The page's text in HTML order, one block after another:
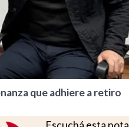
que adhiere a retiro